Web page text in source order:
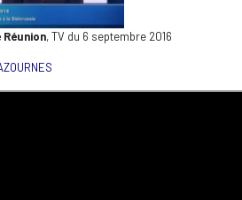
, TV du 6 septembre 2016